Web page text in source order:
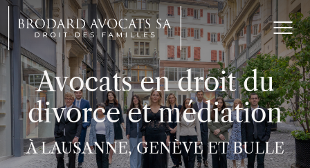
Avocats en droit du
divorce et médiation
À LAUSANNE, GENÈVE ET BULLE